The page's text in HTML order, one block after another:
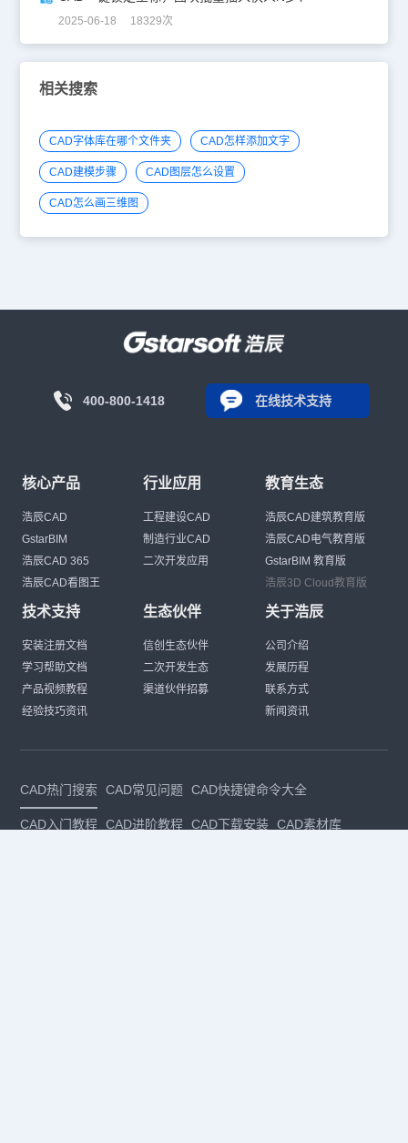
2025-06-18 18329次
相关搜索
CAD字体库在哪个文件夹 CAD怎样添加文字
CAD建模步骤 CAD图层怎么设置
CAD怎么画三维图
400-800-1418 在线技术支持
核心产品
浩辰CAD
GstarBIM
浩辰CAD 365
浩辰CAD看图王
行业应用
工程建设CAD
制造行业CAD
二次开发应用
教育生态
浩辰CAD建筑教育版
浩辰CAD电气教育版
GstarBIM 教育版
浩辰3D Cloud教育版
技术支持
安装注册文档
学习帮助文档
产品视频教程
经验技巧资讯
生态伙伴
信创生态伙伴
二次开发生态
渠道伙伴招募
关于浩辰
公司介绍
发展历程
联系方式
新闻资讯
CAD热门搜索 CAD常见问题 CAD快捷键命令大全
CAD入门教程 CAD进阶教程 CAD下载安装 CAD素材库